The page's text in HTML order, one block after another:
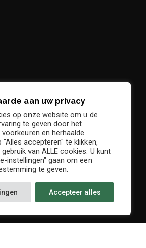
Club
aan uw privacy
op onze website om u de
te geven door het
en herhaalde
accepteren" te klikken,
van ALLE cookies. U kunt
instellingen" gaan om een
te geven.
Accepteer alles